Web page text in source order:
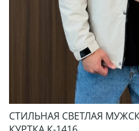
СТИЛЬНАЯ СВЕТЛАЯ